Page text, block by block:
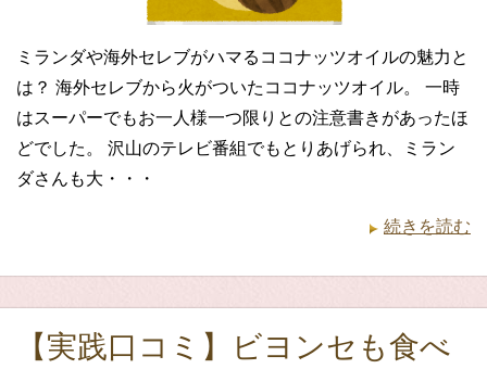
ミランダや海外セレブがハマるココナッツオイルの魅力と
は？ 海外セレブから火がついたココナッツオイル。 一時
はスーパーでもお一人様一つ限りとの注意書きがあったほ
どでした。 沢山のテレビ番組でもとりあげられ、ミラン
ダさんも大・・・
続きを読む
【実践口コミ】ビヨンセも食べ